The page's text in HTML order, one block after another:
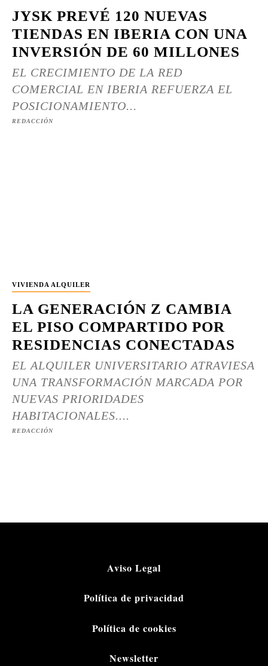
JYSK PREVÉ 120 NUEVAS
TIENDAS EN IBERIA CON UNA
INVERSIÓN DE 60 MILLONES
EL CRECIMIENTO DE LA RED
COMERCIAL EN IBERIA REFUERZA EL
POSICIONAMIENTO...
REDACCIÓN
VIVIENDA ALQUILER
LA GENERACIÓN Z CAMBIA
EL PISO COMPARTIDO POR
RESIDENCIAS CONECTADAS
EL ALQUILER UNIVERSITARIO ATRAVIESA
UNA TRANSFORMACIÓN MARCADA POR
NUEVAS PRIORIDADES
HABITACIONALES....
REDACCIÓN
Aviso Legal
Política de privacidad
Política de cookies
Newsletter